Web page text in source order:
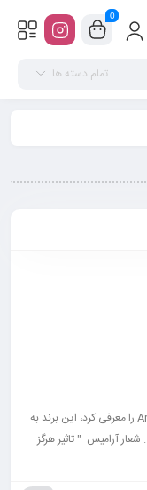
0
تمام دسته ها
از سال 1963 شرکت استی لادر اولین عطر مردانه Aramis را معرفی کرد، این برند به
آرامیس " تاثیر هرگز